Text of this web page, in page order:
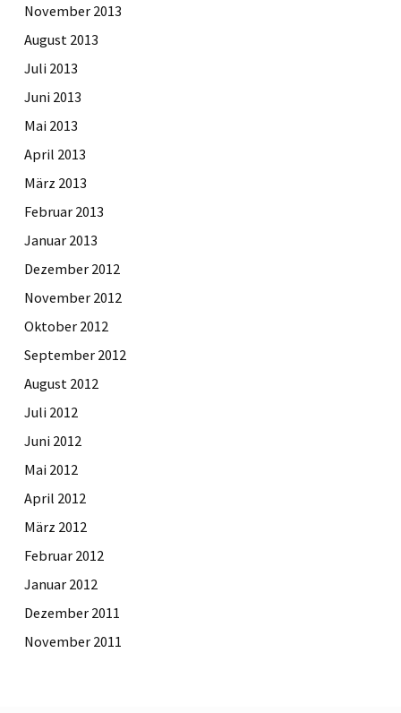
November 2013
August 2013
Juli 2013
Juni 2013
Mai 2013
April 2013
März 2013
Februar 2013
Januar 2013
Dezember 2012
November 2012
Oktober 2012
September 2012
August 2012
Juli 2012
Juni 2012
Mai 2012
April 2012
März 2012
Februar 2012
Januar 2012
Dezember 2011
November 2011